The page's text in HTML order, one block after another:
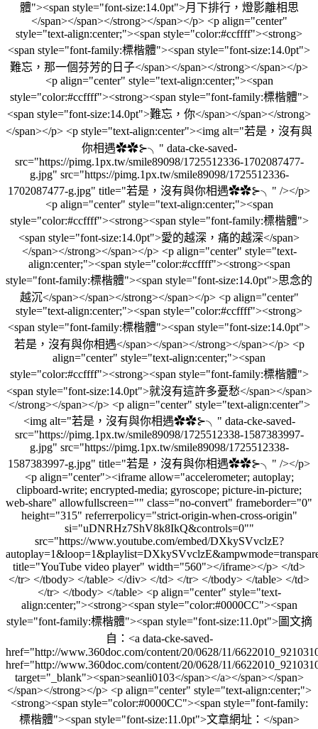
體"><span style="font-size:14.0pt">月下排行，燈影離相思
</span></span></strong></span></p> <p align="center"
style="text-align:center;"><span style="color:#ccffff"><strong>
<span style="font-family:標楷體"><span style="font-size:14.0pt">
難忘，那一個芬芳的日子</span></span></strong></span></p>
<p align="center" style="text-align:center;"><span
style="color:#ccffff"><strong><span style="font-family:標楷體">
<span style="font-size:14.0pt">難忘，你</span></span></strong>
</span></p> <p style="text-align:center"><img alt="若是，沒有與
你相遇✿✿⊱╮" data-cke-saved-
src="https://pimg.1px.tw/smile89098/1725512336-1702087477-
g.jpg" src="https://pimg.1px.tw/smile89098/1725512336-
1702087477-g.jpg" title="若是，沒有與你相遇✿✿⊱╮" /></p>
<p align="center" style="text-align:center;"><span
style="color:#ccffff"><strong><span style="font-family:標楷體">
<span style="font-size:14.0pt">愛的越深，痛的越深</span>
</span></strong></span></p> <p align="center" style="text-
align:center;"><span style="color:#ccffff"><strong><span
style="font-family:標楷體"><span style="font-size:14.0pt">思念的
越沉</span></span></strong></span></p> <p align="center"
style="text-align:center;"><span style="color:#ccffff"><strong>
<span style="font-family:標楷體"><span style="font-size:14.0pt">
若是，沒有與你相遇</span></span></strong></span></p> <p
align="center" style="text-align:center;"><span
style="color:#ccffff"><strong><span style="font-family:標楷體">
<span style="font-size:14.0pt">就沒有這許多憂愁</span></span>
</strong></span></p> <p align="center" style="text-align:center">
<img alt="若是，沒有與你相遇✿✿⊱╮" data-cke-saved-
src="https://pimg.1px.tw/smile89098/1725512338-1587383997-
g.jpg" src="https://pimg.1px.tw/smile89098/1725512338-
1587383997-g.jpg" title="若是，沒有與你相遇✿✿⊱╮" /></p>
<p align="center"><iframe allow="accelerometer; autoplay;
clipboard-write; encrypted-media; gyroscope; picture-in-picture;
web-share" allowfullscreen="" class="no-convert" frameborder="0"
height="315" referrerpolicy="strict-origin-when-cross-origin"
si="uDNRHz7ShV8k8IkQ&controls=0""
src="https://www.youtube.com/embed/DXkySVvclzE?
title="YouTube video player" width="560"></iframe></p> </td>
</tr> </tbody> </table> </div> </td> </tr> </tbody> </table> </td>
</tr> </tbody> </table> <p align="center" style="text-
align:center;"><strong><span style="color:#0000CC"><span
style="font-family:標楷體"><span style="font-size:11.0pt">圖文摘
自：<a data-cke-saved-
href="http://www.360doc.com/content/20/0628/11/
href="http://www.360doc.com/content/20/0628/11/
target="_blank"><span>seanli0103</span></a></span></span>
</span></strong></p> <p align="center" style="text-align:center;">
<strong><span style="color:#0000CC"><span style="font-family:
標楷體"><span style="font-size:11.0pt">文章網址：</span>